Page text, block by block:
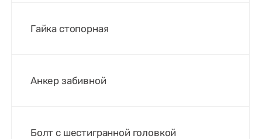
Гайка стопорная
Анкер забивной
Болт с шестигранной головкой